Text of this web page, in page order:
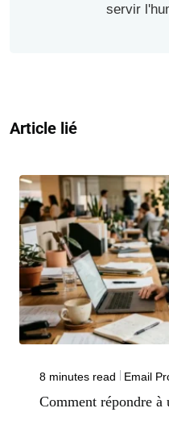
servir
Article lié
8 minutes read Email
Comment répondre